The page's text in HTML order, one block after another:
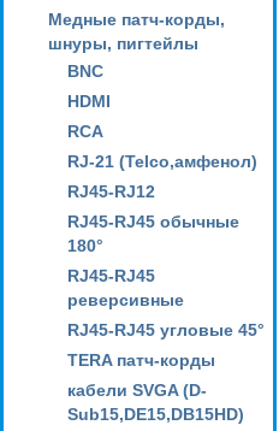
Медные патч-корды,
шнуры, пигтейлы
BNC
HDMI
RCA
RJ-21 (Telco,амфенол)
RJ45-RJ12
RJ45-RJ45 обычные
180°
RJ45-RJ45
реверсивные
RJ45-RJ45 угловые 45°
TERA патч-корды
кабели SVGA (D-
Sub15,DE15,DB15HD)